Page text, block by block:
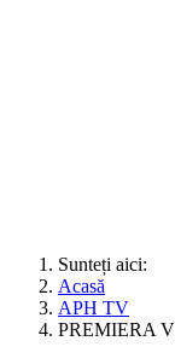
Sunteți aici:
Acasă
APH TV
PREMIERA